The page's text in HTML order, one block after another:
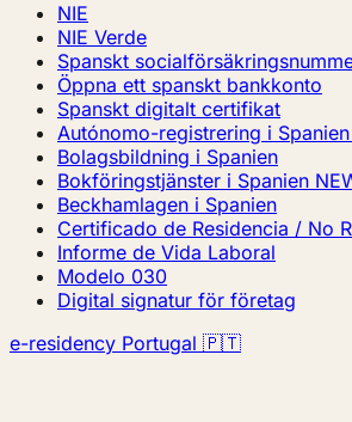
NIE
NIE Verde
Spanskt
Öppna ett spanskt bankkonto
Spanskt digitalt certifikat
Autónomo-registrering i Spanien
Bolagsbildning i Spanien
Bokföringstjänster i Spanien
Beckhamlagen i Spanien
Certificado de Residencia / No
Informe de Vida Laboral
Modelo 030
Digital signatur för företag
e-residency Portugal 🇵🇹